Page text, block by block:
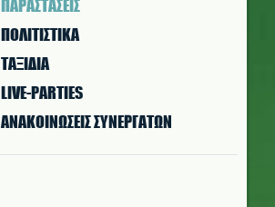
ΠΑΡΑΣΤAΣΕΙΣ
ΠΟΛΙΤΙΣΤΙΚA
ΤΑΞΙΔΙΑ
LIVE-PARTIES
ΑΝΑΚΟΙΝΩΣΕΙΣ ΣΥΝΕΡΓΑΤΩΝ